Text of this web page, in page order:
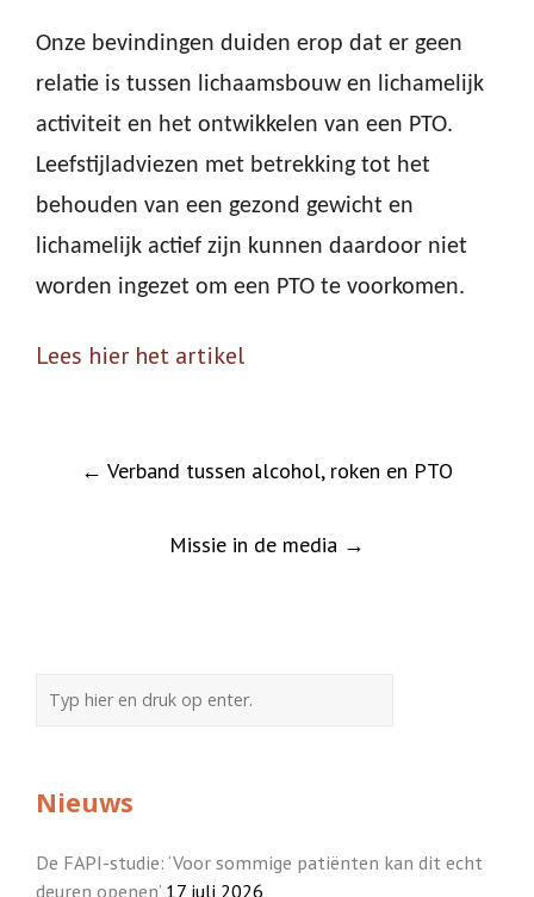
Onze bevindingen duiden erop dat er geen
relatie is tussen lichaamsbouw en lichamelijk
activiteit en het ontwikkelen van een PTO.
Leefstijladviezen met betrekking tot het
behouden van een gezond gewicht en
lichamelijk actief zijn kunnen daardoor niet
worden ingezet om een PTO te voorkomen.
Lees hier het artikel
Post
navigation
← Verband tussen alcohol, roken en PTO
Missie in de media →
Nieuws
De FAPI-studie: ‘Voor sommige patiënten kan dit echt
deuren openen’ 17 juli 2026